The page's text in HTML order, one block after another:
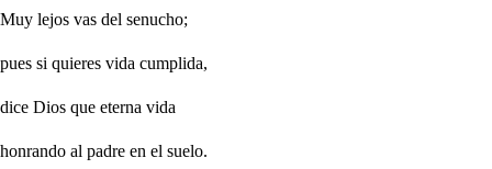
Muy lejos vas del senucho;
pues si quieres vida cumplida,
dice Dios que eterna vida
honrando al padre en el suelo.